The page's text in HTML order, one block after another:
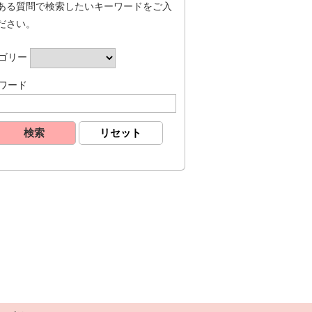
る質問で検索したいキーワードをご入
さい。
リー
ード